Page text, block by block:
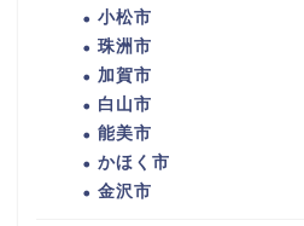
小松市
珠洲市
加賀市
白山市
能美市
かほく市
金沢市